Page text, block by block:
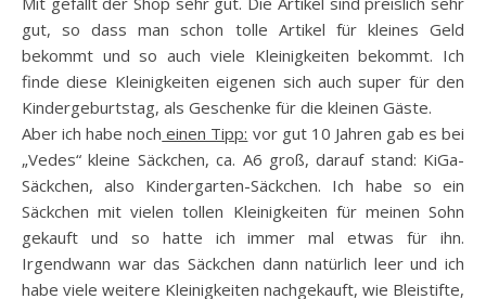
gut, so dass man schon tolle Artikel für kleines Geld
bekommt und so auch viele Kleinigkeiten bekommt. Ich
finde diese Kleinigkeiten eigenen sich auch super für den
Kindergeburtstag, als Geschenke für die kleinen Gäste.
Aber ich habe noch einen Tipp: vor gut 10 Jahren gab es bei
„Vedes“ kleine Säckchen, ca. A6 groß, darauf stand: KiGa-
Säckchen, also Kindergarten-Säckchen. Ich habe so ein
Säckchen mit vielen tollen Kleinigkeiten für meinen Sohn
gekauft und so hatte ich immer mal etwas für ihn.
Irgendwann war das Säckchen dann natürlich leer und ich
habe viele weitere Kleinigkeiten nachgekauft, wie Bleistifte,